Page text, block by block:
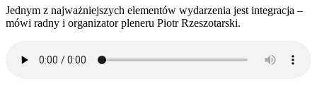
Jednym z najważniejszych elementów wydarzenia jest integracja –
mówi radny i organizator pleneru Piotr Rzeszotarski.